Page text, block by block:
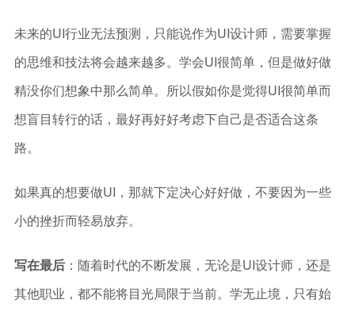
未来的UI行业无法预测，只能说作为UI设计师，需要掌握
的思维和技法将会越来越多。学会UI很简单，但是做好做
精没你们想象中那么简单。所以假如你是觉得UI很简单而
想盲目转行的话，最好再好好考虑下自己是否适合这条
路。
如果真的想要做UI，那就下定决心好好做，不要因为一些
小的挫折而轻易放弃。
写在最后：随着时代的不断发展，无论是UI设计师，还是
其他职业，都不能将目光局限于当前。学无止境，只有始